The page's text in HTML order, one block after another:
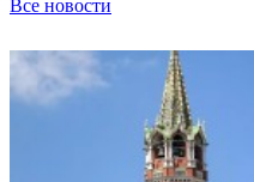
Все новости